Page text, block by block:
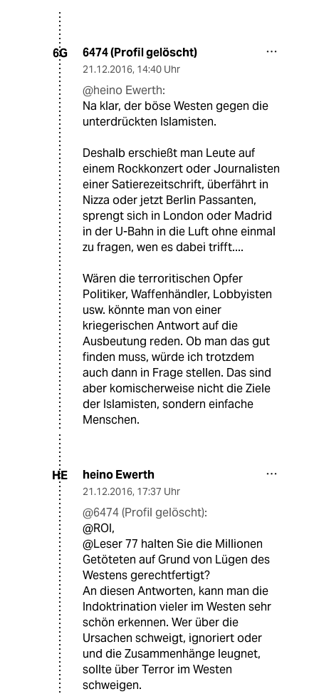
6G 6474 (Profil gelöscht)
21.12.2016, 14:40 Uhr
@heino Ewerth:
Na klar, der böse Westen gegen die
unterdrückten Islamisten.
Deshalb erschießt man Leute auf
einem Rockkonzert oder Journalisten
einer Satierezeitschrift, überfährt in
Nizza oder jetzt Berlin Passanten,
sprengt sich in London oder Madrid
in der U-Bahn in die Luft ohne einmal
zu fragen, wen es dabei trifft....
Wären die terroritischen Opfer
Politiker, Waffenhändler, Lobbyisten
usw. könnte man von einer
kriegerischen Antwort auf die
Ausbeutung reden. Ob man das gut
finden muss, würde ich trotzdem
auch dann in Frage stellen. Das sind
aber komischerweise nicht die Ziele
der Islamisten, sondern einfache
Menschen.
HE heino Ewerth
21.12.2016, 17:37 Uhr
@6474 (Profil gelöscht):
@ROI,
@Leser 77 halten Sie die Millionen
Getöteten auf Grund von Lügen des
Westens gerechtfertigt?
An diesen Antworten, kann man die
Indoktrination vieler im Westen sehr
schön erkennen. Wer über die
Ursachen schweigt, ignoriert oder
und die Zusammenhänge leugnet,
sollte über Terror im Westen
schweigen.